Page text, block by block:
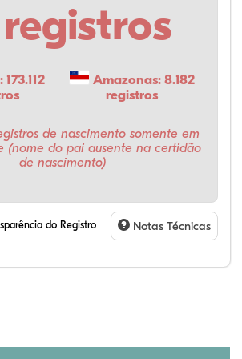
registros
Amazonas: 8.182
registros
de nascimento somente em
(nome do pai ausente na certidão
de nascimento)
do Registro
Notas Técnicas